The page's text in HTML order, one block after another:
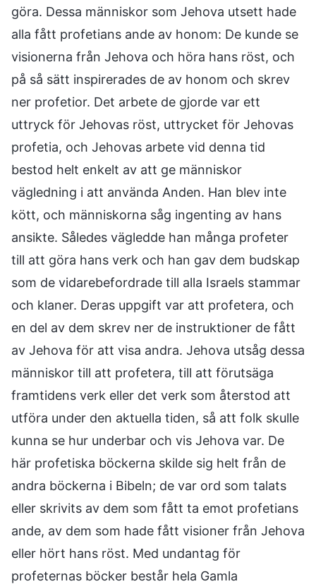
göra. Dessa människor som Jehova utsett hade
alla fått profetians ande av honom: De kunde se
visionerna från Jehova och höra hans röst, och
på så sätt inspirerades de av honom och skrev
ner profetior. Det arbete de gjorde var ett
uttryck för Jehovas röst, uttrycket för Jehovas
profetia, och Jehovas arbete vid denna tid
bestod helt enkelt av att ge människor
vägledning i att använda Anden. Han blev inte
kött, och människorna såg ingenting av hans
ansikte. Således vägledde han många profeter
till att göra hans verk och han gav dem budskap
som de vidarebefordrade till alla Israels stammar
och klaner. Deras uppgift var att profetera, och
en del av dem skrev ner de instruktioner de fått
av Jehova för att visa andra. Jehova utsåg dessa
människor till att profetera, till att förutsäga
framtidens verk eller det verk som återstod att
utföra under den aktuella tiden, så att folk skulle
kunna se hur underbar och vis Jehova var. De
här profetiska böckerna skilde sig helt från de
andra böckerna i Bibeln; de var ord som talats
eller skrivits av dem som fått ta emot profetians
ande, av dem som hade fått visioner från Jehova
eller hört hans röst. Med undantag för
profeternas böcker består hela Gamla